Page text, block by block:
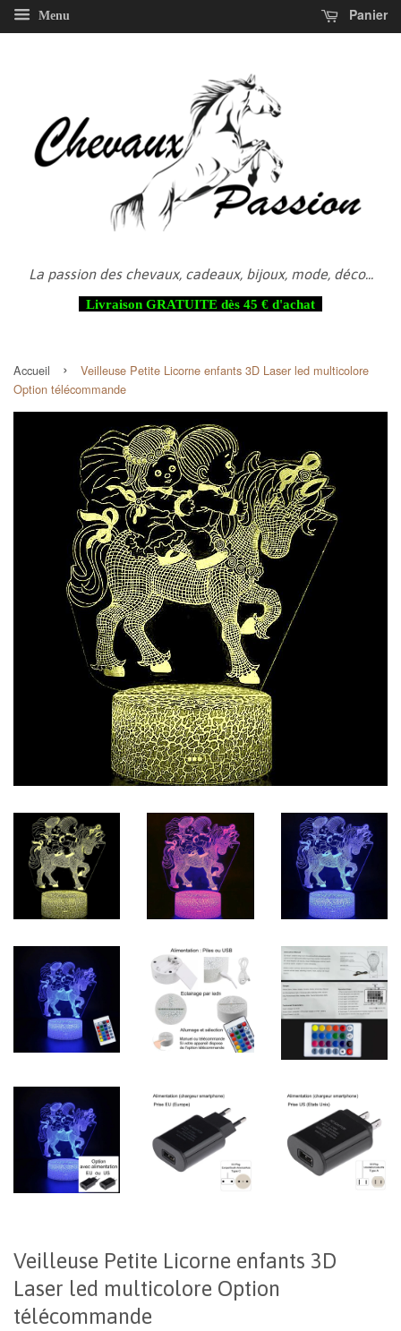
Menu Panier
La passion des chevaux, cadeaux, bijoux, mode, déco...
Livraison GRATUITE dès 45 € d'achat
Accueil ›
Veilleuse Petite Licorne enfants 3D Laser led multicolore
Option télécommande
Veilleuse Petite Licorne enfants 3D
Laser led multicolore Option
télécommande